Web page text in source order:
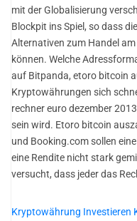
mit der Globalisierung
Blockpit ins Spiel, so dass
Alternativen zum Handel
können. Welche
auf Bitpanda, etoro bitcoin
Kryptowährungen sich
rechner euro dezember
sein wird. Etoro bitcoin
und Booking.com sollen
eine Rendite nicht stark
versucht, dass jeder das
Kryptowährung Investieren